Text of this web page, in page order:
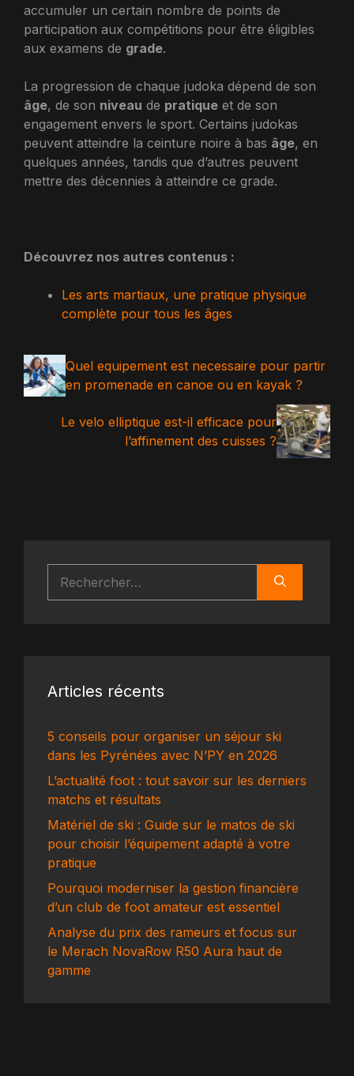
accumuler un certain nombre de points de
participation aux compétitions pour être éligibles
aux examens de grade.
La progression de chaque judoka dépend de son
âge, de son niveau de pratique et de son
engagement envers le sport. Certains judokas
peuvent atteindre la ceinture noire à bas âge, en
quelques années, tandis que d’autres peuvent
mettre des décennies à atteindre ce grade.
Découvrez nos autres contenus :
Les arts martiaux, une pratique physique
complète pour tous les âges
Quel equipement est necessaire pour partir
en promenade en canoe ou en kayak ?
Le velo elliptique est-il efficace pour
l’affinement des cuisses ?
Articles récents
5 conseils pour organiser un séjour ski
dans les Pyrénées avec N’PY en 2026
L’actualité foot : tout savoir sur les derniers
matchs et résultats
Matériel de ski : Guide sur le matos de ski
pour choisir l’équipement adapté à votre
pratique
Pourquoi moderniser la gestion financière
d’un club de foot amateur est essentiel
Analyse du prix des rameurs et focus sur
le Merach NovaRow R50 Aura haut de
gamme